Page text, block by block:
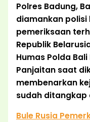
Polres Badung,
diamankan polisi
pemeriksaan
Republik
Humas Polda
Panjaitan saat
membenarkan
sudah ditangkap
Bule Rusia